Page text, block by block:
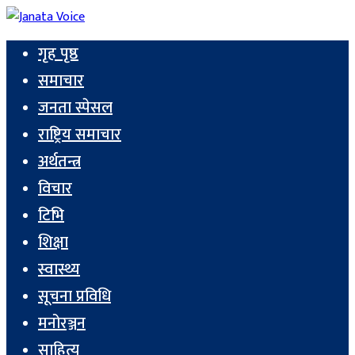
गृह पृष्ठ
समाचार
जनता स्पेसल
राष्ट्रिय समाचार
अर्थतन्त्र
विचार
टिभि
शिक्षा
स्वास्थ्य
सूचना प्रविधि
मनोरञ्जन